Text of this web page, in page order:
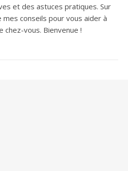
et des astuces pratiques. Sur
conseils pour vous aider à
chez-vous. Bienvenue !